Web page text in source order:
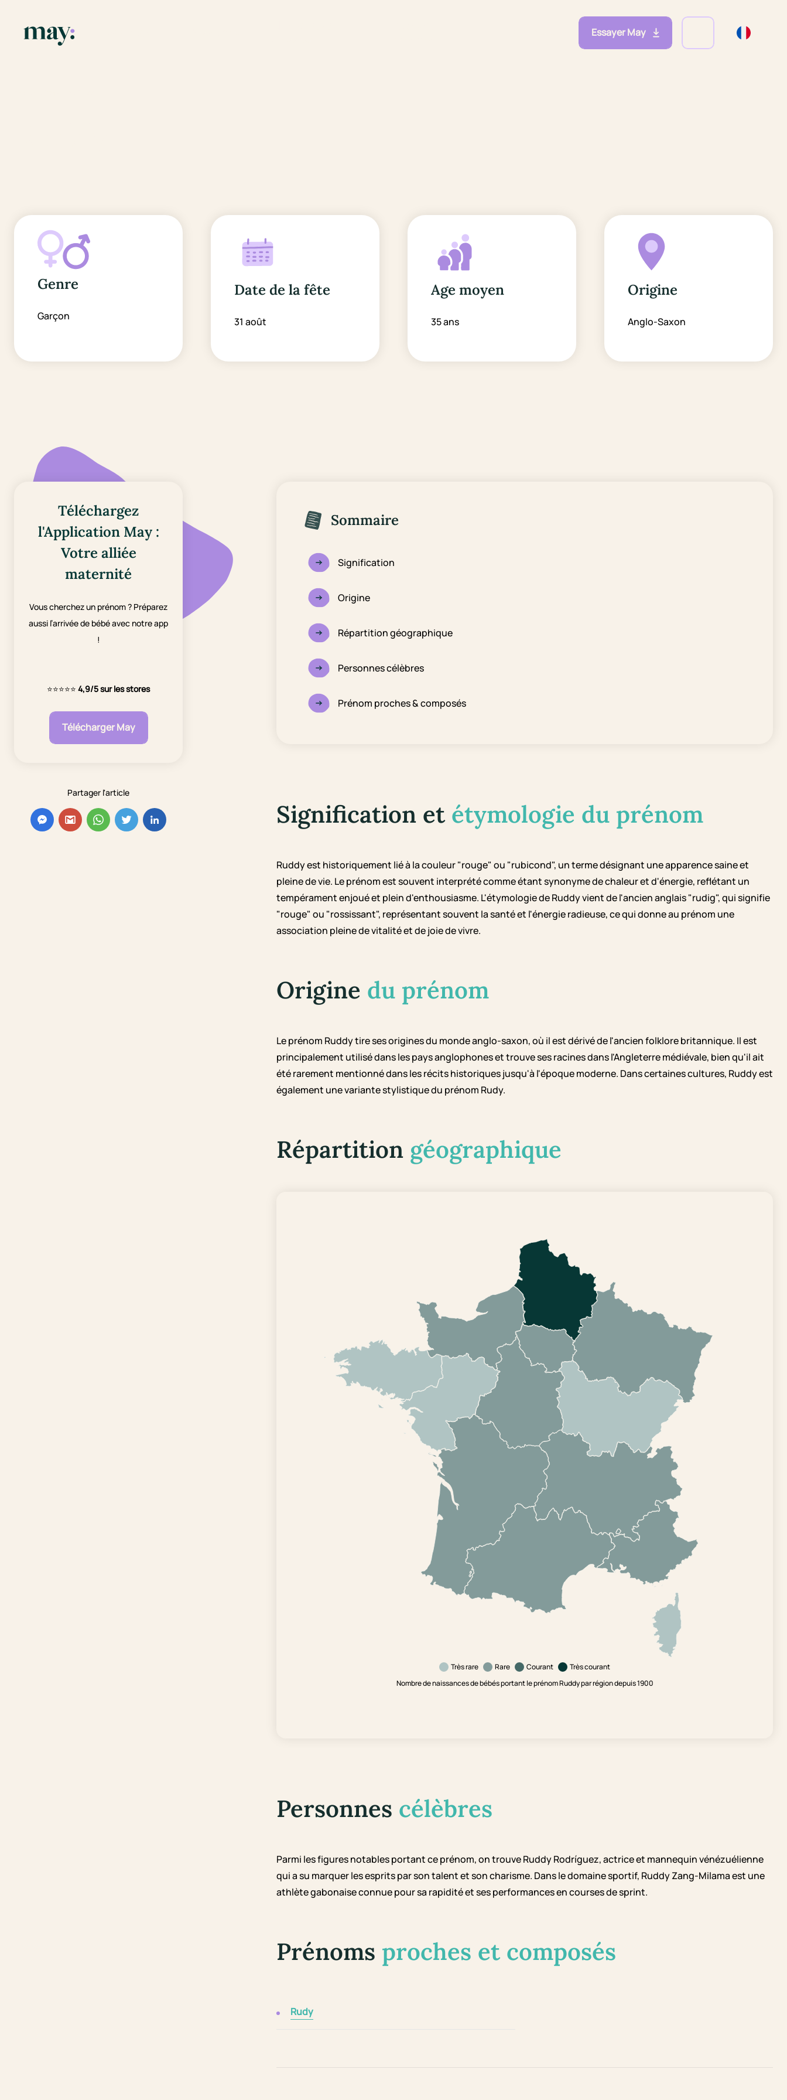
Essayer May
Genre
Garçon
Date de la fête
31 août
Age moyen
35 ans
Origine
Anglo-Saxon
Téléchargez
l'Application May :
Votre alliée
maternité
Vous cherchez un prénom ? Préparez
aussi l’arrivée de bébé avec notre app
!
⭐⭐⭐⭐⭐ 4,9/5 sur les stores
Télécharger May
Partager l'article
Sommaire
Signification
Origine
Répartition géographique
Personnes célèbres
Prénom proches & composés
Signification et étymologie du prénom
Ruddy est historiquement lié à la couleur "rouge" ou "rubicond", un terme désignant une apparence saine et
pleine de vie. Le prénom est souvent interprété comme étant synonyme de chaleur et d'énergie, reflétant un
tempérament enjoué et plein d'enthousiasme. L'étymologie de Ruddy vient de l'ancien anglais "rudig", qui signifie
"rouge" ou "rossissant", représentant souvent la santé et l'énergie radieuse, ce qui donne au prénom une
association pleine de vitalité et de joie de vivre.
Origine du prénom
Le prénom Ruddy tire ses origines du monde anglo-saxon, où il est dérivé de l'ancien folklore britannique. Il est
principalement utilisé dans les pays anglophones et trouve ses racines dans l'Angleterre médiévale, bien qu'il ait
été rarement mentionné dans les récits historiques jusqu'à l'époque moderne. Dans certaines cultures, Ruddy est
également une variante stylistique du prénom Rudy.
Répartition géographique
Très rare Rare Courant
Très courant
Nombre de naissances de bébés portant le prénom Ruddy par région depuis 1900
Personnes célèbres
Parmi les figures notables portant ce prénom, on trouve Ruddy Rodríguez, actrice et mannequin vénézuélienne
qui a su marquer les esprits par son talent et son charisme. Dans le domaine sportif, Ruddy Zang-Milama est une
athlète gabonaise connue pour sa rapidité et ses performances en courses de sprint.
Prénoms proches et composés
Rudy